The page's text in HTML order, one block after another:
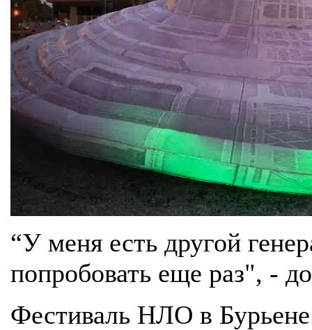
“У меня есть другой
попробовать еще раз", -
Фестиваль НЛО в